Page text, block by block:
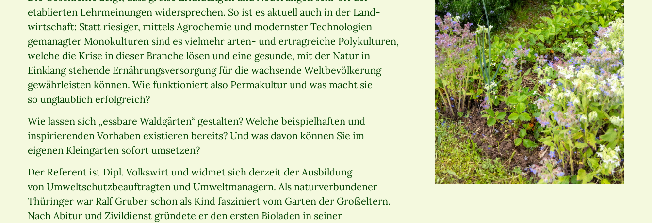
etablierten Lehrmeinungen widersprechen. So ist es aktuell auch in der Land-
wirtschaft: Statt riesiger, mittels Agrochemie und modernster Technologien
gemanagter Monokulturen sind es vielmehr arten- und ertragreiche Polykulturen,
welche die Krise in dieser Branche lösen und eine gesunde, mit der Natur in
Einklang stehende Ernährungsversorgung für die wachsende Weltbevölkerung
gewährleisten können. Wie funktioniert also Permakultur und was macht sie
so unglaublich erfolgreich?
Wie lassen sich „essbare Waldgärten“ gestalten? Welche beispielhaften und
inspirierenden Vorhaben existieren bereits? Und was davon können Sie im
eigenen Kleingarten sofort umsetzen?
Der Referent ist Dipl. Volkswirt und widmet sich derzeit der Ausbildung
von Umweltschutzbeauftragten und Umweltmanagern. Als naturverbundener
Thüringer war Ralf Gruber schon als Kind fasziniert vom Garten der Großeltern.
Nach Abitur und Zivildienst gründete er den ersten Bioladen in seiner